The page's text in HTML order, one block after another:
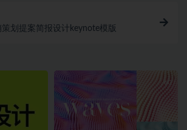
划提案简报设计keynote模版